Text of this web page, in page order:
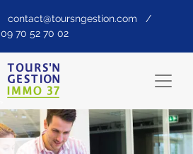
contact@toursngestion.com /
09 70 52 70 02